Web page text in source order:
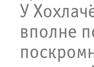
У
вполне